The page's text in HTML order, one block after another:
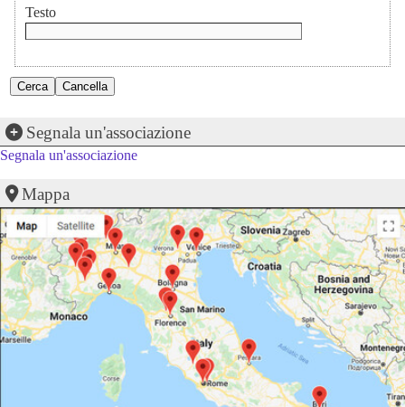
Testo
Segnala un'associazione
Segnala un'associazione
Mappa